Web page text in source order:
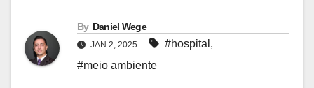
By Daniel Wege
JAN 2, 2025 #hospital ,
#meio ambiente